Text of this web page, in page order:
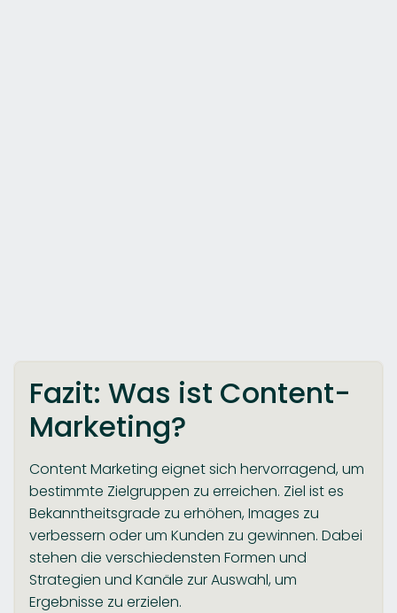
Fazit: Was ist Content-
Marketing?
Content Marketing eignet sich hervorragend, um
bestimmte Zielgruppen zu erreichen. Ziel ist es
Bekanntheitsgrade zu erhöhen, Images zu
verbessern oder um Kunden zu gewinnen. Dabei
stehen die verschiedensten Formen und
Strategien und Kanäle zur Auswahl, um
Ergebnisse zu erzielen.